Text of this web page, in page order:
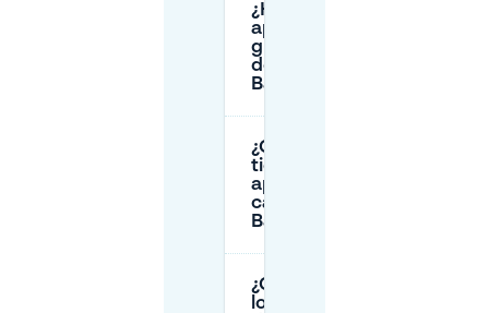
¿Hay
aparcamiento
gratuito cerca
de
Bahnhofsplatz?
¿Cuánto
tiempo puedo
aparcar en la
calle en
Bahnhofsplatz?
¿Cuáles son
los horarios